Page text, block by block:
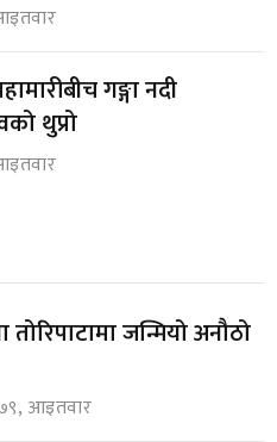
गङ्गा नदी
थुप्रो
जन्मियो अनौठो
आइतवार